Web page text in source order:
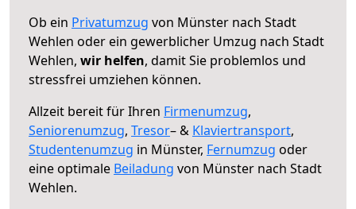
Ob ein Privatumzug von Münster nach Stadt
Wehlen oder ein gewerblicher Umzug nach Stadt
Wehlen, wir helfen, damit Sie problemlos und
stressfrei umziehen können.
Allzeit bereit für Ihren Firmenumzug,
Seniorenumzug, Tresor– & Klaviertransport,
Studentenumzug in Münster, Fernumzug oder
eine optimale Beiladung von Münster nach Stadt
Wehlen.